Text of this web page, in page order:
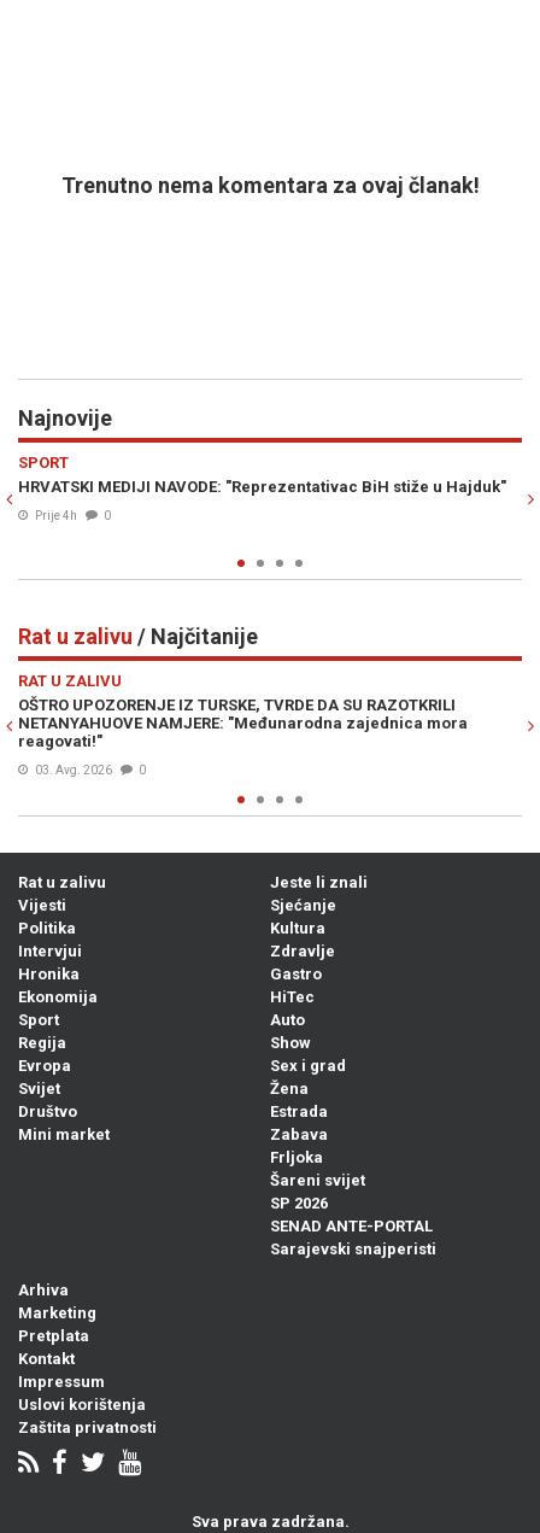
Trenutno nema komentara za ovaj članak!
Najnovije
Hajduk"
MISLILA DA NIJE DOBILA NIŠTA, PA BACILA JACKPOT:
Rat u zalivu / Najčitanije
RAT U ZALIVU
BIJES U WASHINGTONU: Iran na pragu konačnog dogovora
susjednom zemljom, oštre reakcije SAD-a...
Rat u zalivu
Vijesti
Politika
Intervjui
Hronika
Ekonomija
Sport
Regija
Evropa
Svijet
Društvo
Mini market
Jeste li znali
Sjećanje
Kultura
Zdravlje
Gastro
HiTec
Auto
Show
Sex i grad
Žena
Estrada
Zabava
Frljoka
Šareni svijet
SP 2026
SENAD ANTE-PORTAL
Sarajevski snajperisti
Arhiva
Marketing
Pretplata
Kontakt
Impressum
Uslovi korištenja
Zaštita privatnosti
Sva prava zadržana.